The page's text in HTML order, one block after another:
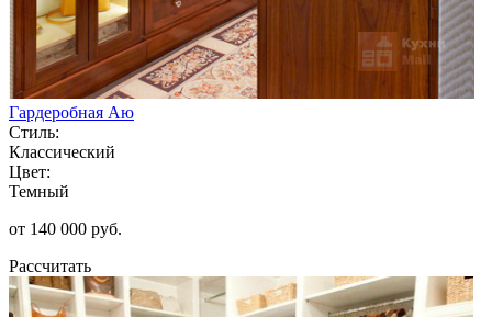
Гардеробная Аю
Стиль:
Классический
Цвет:
Темный
от 140 000 руб.
Рассчитать